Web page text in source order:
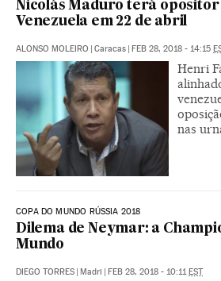
Nicolás Maduro terá opositor
Venezuela em 22 de abril
ALONSO MOLEIRO | Caracas | FEB 28, 2018 - 14:15
Henri
nas
COPA DO MUNDO RÚSSIA 2018
Dilema de Neymar: a
Mundo
DIEGO TORRES | Madri | FEB 28, 2018 - 10:11EST